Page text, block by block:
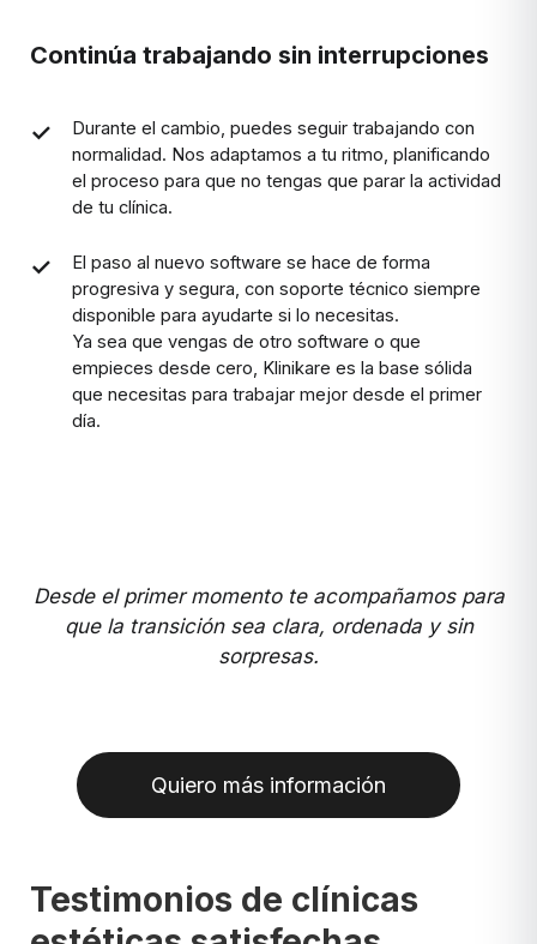
Continúa trabajando sin interrupciones
Durante el cambio, puedes seguir trabajando con
normalidad. Nos adaptamos a tu ritmo, planificando
el proceso para que no tengas que parar la actividad
de tu clínica.
El paso al nuevo software se hace de forma
progresiva y segura, con soporte técnico siempre
disponible para ayudarte si lo necesitas.
Ya sea que vengas de otro software o que
empieces desde cero, Klinikare es la base sólida
que necesitas para trabajar mejor desde el primer
día.
Desde el primer momento te acompañamos para
que la transición sea clara, ordenada y sin
sorpresas.
Quiero más información
Testimonios de clínicas